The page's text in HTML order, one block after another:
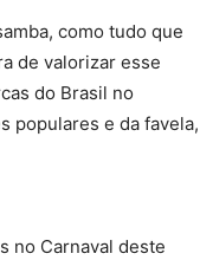
como tudo que
de valorizar esse
do Brasil no
populares e da favela,
no Carnaval deste